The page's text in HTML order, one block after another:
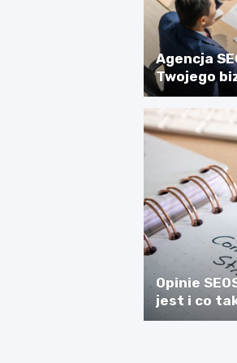
Agencja
Twojego
Opinie
jest i co